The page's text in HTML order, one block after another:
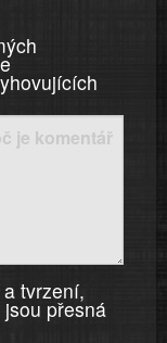
tvrzení,
přesná